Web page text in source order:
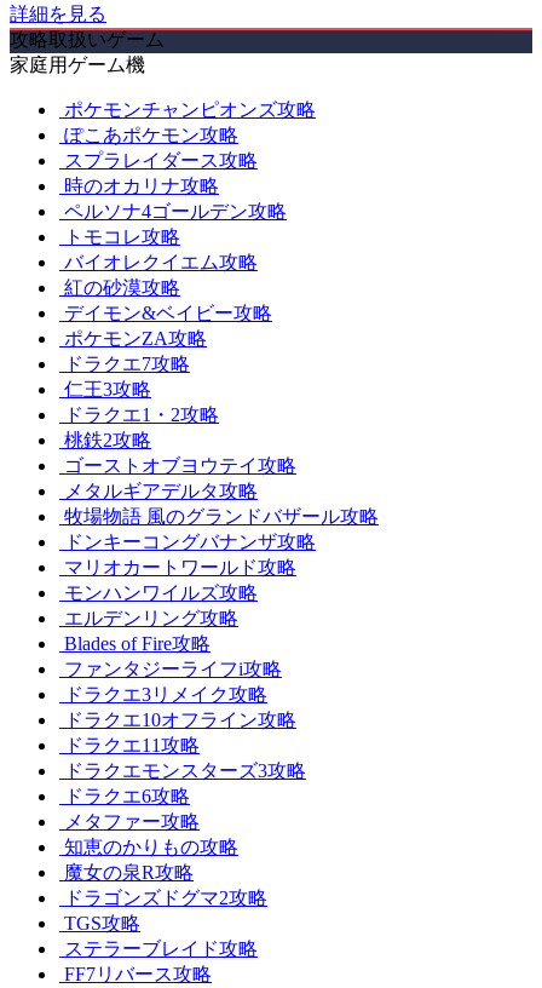
詳細を見る
攻略取扱いゲーム
家庭用ゲーム機
ポケモンチャンピオンズ攻略
ぽこあポケモン攻略
スプラレイダース攻略
時のオカリナ攻略
ペルソナ4ゴールデン攻略
トモコレ攻略
バイオレクイエム攻略
紅の砂漠攻略
デイモン&ベイビー攻略
ポケモンZA攻略
ドラクエ7攻略
仁王3攻略
ドラクエ1・2攻略
桃鉄2攻略
ゴーストオブヨウテイ攻略
メタルギアデルタ攻略
牧場物語 風のグランドバザール攻略
ドンキーコングバナンザ攻略
マリオカートワールド攻略
モンハンワイルズ攻略
エルデンリング攻略
Blades of Fire攻略
ファンタジーライフi攻略
ドラクエ3リメイク攻略
ドラクエ10オフライン攻略
ドラクエ11攻略
ドラクエモンスターズ3攻略
ドラクエ6攻略
メタファー攻略
知恵のかりもの攻略
魔女の泉R攻略
ドラゴンズドグマ2攻略
TGS攻略
ステラーブレイド攻略
FF7リバース攻略